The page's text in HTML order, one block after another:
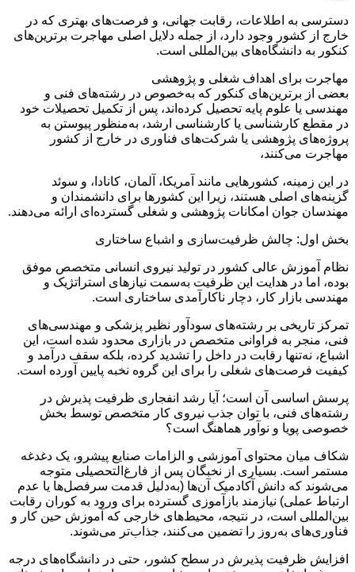
دسترسی به اطلاعات، رقابت جهانی، و فرصت‌های بهتری که در
خارج از کشور وجود دارد، از جمله دلایل اصلی مهاجرت برترین‌های
کنکور به دانشگاه‌های بین‌المللی است.
مهاجرت برای اهداف شغلی و پژوهشی
بعضی از برترین‌های کنکور که به‌خصوص در رشته‌های فنی و
مهندسی یا علوم پایه تحصیل کرده‌اند، پس از تکمیل تحصیلات خود
در مقطع کارشناسی یا کارشناسی ارشد، به‌منظور پیوستن به
پروژه‌های پژوهشی یا شرکت‌های فناوری در خارج از کشور
مهاجرت می‌کنند،
در این زمینه، کشورهایی مانند آمریکا، آلمان، کانادا، و سوئد
گزینه‌های اصلی هستند، زیرا این کشورها برای دانشمندان و
مهندسان جوان امکانات پژوهشی و شغلی گسترده‌ای ارائه می‌دهند.
بخش اول: چالش ظرفیت‌سازی و اشباع ساختاری
نظام آموزش عالی کشور در تولید نیروی انسانی متخصص موفق
بوده، اما در هدایت این ظرفیت به‌سمت نیازهای استراتژیک و
مهندسی بازار کار، دچار ناکارآمدی ساختاری است.
تمرکز تاریخی بر رشته‌های سودآور نظیر پزشکی و مهندسی‌های
فنی، منجر به فراوانی متخصص در بازاری محدود شده است، این
اشباع، نه‌تنها رقابت در داخل را تشدید کرده، بلکه سقف درآمد و
کیفیت فرصت‌های شغلی را برای این گروه نخبه پایین آورده است.
پرسش اساسی آن است؛ آیا رشد انفجاری ظرفیت پذیرش در
رشته‌های فنی، با توان جذب نیروی کار متخصص توسط بخش
خصوصی پویا و نوآور هماهنگ است؟
شکاف میان محتوای آموزشی و الزامات صنایع پیشرو، یک دغدغه
مستمر است. بسیاری از نخبگان پس از فارغ‌التحصیلی متوجه
می‌شوند که دانش آکادمیک آن‌ها (به‌دلیل قدمت سرفصل‌ها یا عدم
ارتباط عملی) نیازمند بازآموزی گسترده برای ورود به کوران رقابت
بین‌المللی است، در نتیجه، محیط‌های خارجی که آموزش حین کار و
فناوری‌های به‌روز را تضمین می‌کنند، جذاب‌تر می‌شوند.
افزایش ظرفیت پذیرش در سطح کشور، حتی در دانشگاه‌های درجه